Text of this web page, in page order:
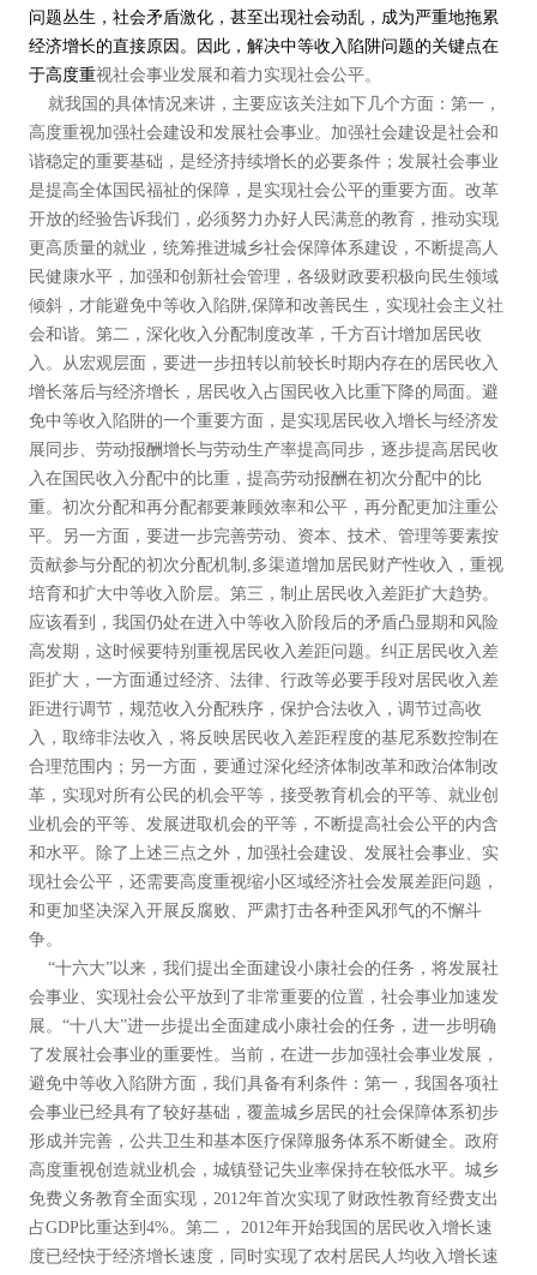
问题丛生，社会矛盾激化，甚至出现社会动乱，成为严重地拖累
经济增长的直接原因。因此，解决中等收入陷阱问题的关键点在
于高度重视社会事业发展和着力实现社会公平。
就我国的具体情况来讲，主要应该关注如下几个方面：第一，
高度重视加强社会建设和发展社会事业。加强社会建设是社会和
谐稳定的重要基础，是经济持续增长的必要条件；发展社会事业
是提高全体国民福祉的保障，是实现社会公平的重要方面。改革
开放的经验告诉我们，必须努力办好人民满意的教育，推动实现
更高质量的就业，统筹推进城乡社会保障体系建设，不断提高人
民健康水平，加强和创新社会管理，各级财政要积极向民生领域
倾斜，才能避免中等收入陷阱,保障和改善民生，实现社会主义社
会和谐。第二，深化收入分配制度改革，千方百计增加居民收
入。从宏观层面，要进一步扭转以前较长时期内存在的居民收入
增长落后与经济增长，居民收入占国民收入比重下降的局面。避
免中等收入陷阱的一个重要方面，是实现居民收入增长与经济发
展同步、劳动报酬增长与劳动生产率提高同步，逐步提高居民收
入在国民收入分配中的比重，提高劳动报酬在初次分配中的比
重。初次分配和再分配都要兼顾效率和公平，再分配更加注重公
平。另一方面，要进一步完善劳动、资本、技术、管理等要素按
贡献参与分配的初次分配机制,多渠道增加居民财产性收入，重视
培育和扩大中等收入阶层。第三，制止居民收入差距扩大趋势。
应该看到，我国仍处在进入中等收入阶段后的矛盾凸显期和风险
高发期，这时候要特别重视居民收入差距问题。纠正居民收入差
距扩大，一方面通过经济、法律、行政等必要手段对居民收入差
距进行调节，规范收入分配秩序，保护合法收入，调节过高收
入，取缔非法收入，将反映居民收入差距程度的基尼系数控制在
合理范围内；另一方面，要通过深化经济体制改革和政治体制改
革，实现对所有公民的机会平等，接受教育机会的平等、就业创
业机会的平等、发展进取机会的平等，不断提高社会公平的内含
和水平。除了上述三点之外，加强社会建设、发展社会事业、实
现社会公平，还需要高度重视缩小区域经济社会发展差距问题，
和更加坚决深入开展反腐败、严肃打击各种歪风邪气的不懈斗
争。
“十六大”以来，我们提出全面建设小康社会的任务，将发展社
会事业、实现社会公平放到了非常重要的位置，社会事业加速发
展。“十八大”进一步提出全面建成小康社会的任务，进一步明确
了发展社会事业的重要性。当前，在进一步加强社会事业发展，
避免中等收入陷阱方面，我们具备有利条件：第一，我国各项社
会事业已经具有了较好基础，覆盖城乡居民的社会保障体系初步
形成并完善，公共卫生和基本医疗保障服务体系不断健全。政府
高度重视创造就业机会，城镇登记失业率保持在较低水平。城乡
免费义务教育全面实现，2012年首次实现了财政性教育经费支出
占GDP比重达到4%。第二， 2012年开始我国的居民收入增长速
度已经快于经济增长速度，同时实现了农村居民人均收入增长速